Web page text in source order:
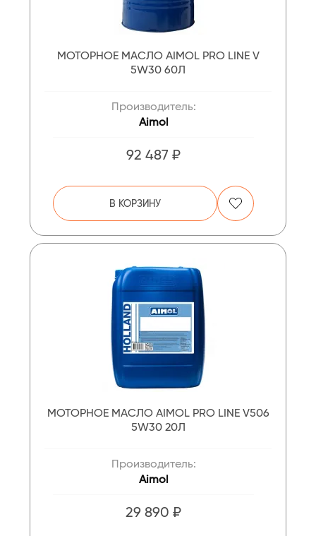
МОТОРНОЕ МАСЛО AIMOL PRO LINE V
5W30 60Л
Производитель:
Aimol
92 487 ₽
В КОРЗИНУ
МОТОРНОЕ МАСЛО AIMOL PRO LINE V506
5W30 20Л
Производитель:
Aimol
29 890 ₽